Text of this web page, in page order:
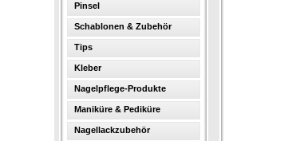
Pinsel
Schablonen & Zubehör
Tips
Kleber
Nagelpflege-Produkte
Maniküre & Pediküre
Nagellackzubehör